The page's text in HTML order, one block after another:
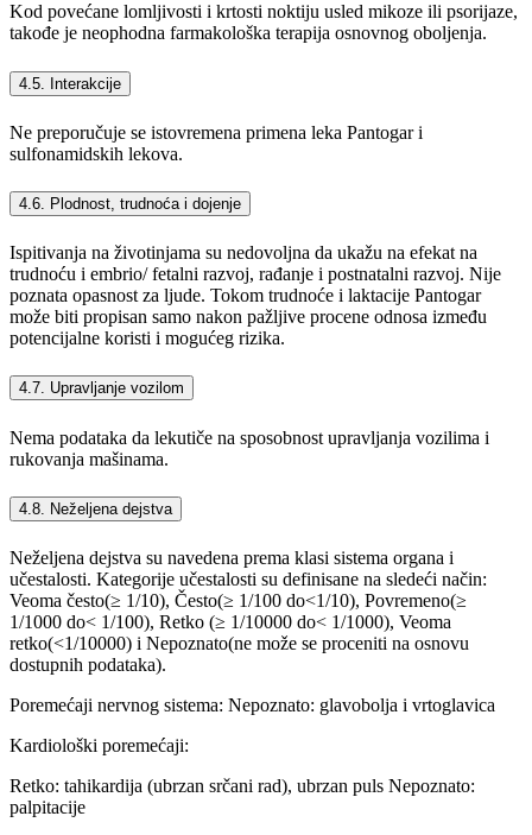
Kod povećane lomljivosti i krtosti noktiju usled mikoze ili psorijaze,
takođe je neophodna farmakološka terapija osnovnog oboljenja.
4.5. Interakcije
Ne preporučuje se istovremena primena leka Pantogar i
sulfonamidskih lekova.
4.6. Plodnost, trudnoća i dojenje
Ispitivanja na životinjama su nedovoljna da ukažu na efekat na
trudnoću i embrio/ fetalni razvoj, rađanje i postnatalni razvoj. Nije
poznata opasnost za ljude. Tokom trudnoće i laktacije Pantogar
može biti propisan samo nakon pažljive procene odnosa između
potencijalne koristi i mogućeg rizika.
4.7. Upravljanje vozilom
Nema podataka da lekutiče na sposobnost upravljanja vozilima i
rukovanja mašinama.
4.8. Neželjena dejstva
Neželjena dejstva su navedena prema klasi sistema organa i
učestalosti. Kategorije učestalosti su definisane na sledeći način:
Veoma često(≥ 1/10), Često(≥ 1/100 do<1/10), Povremeno(≥
1/1000 do< 1/100), Retko (≥ 1/10000 do< 1/1000), Veoma
retko(<1/10000) i Nepoznato(ne može se proceniti na osnovu
dostupnih podataka).
Poremećaji nervnog sistema: Nepoznato: glavobolja i vrtoglavica
Kardiološki poremećaji:
Retko: tahikardija (ubrzan srčani rad), ubrzan puls Nepoznato:
palpitacije